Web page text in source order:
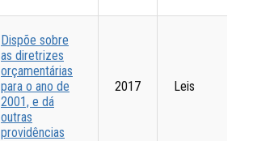
Dispõe sobre
as diretrizes
orçamentárias
para o ano de
2001, e dá
outras
providências
2017 Leis